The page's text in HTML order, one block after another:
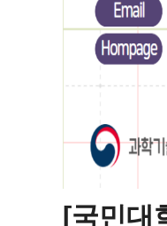
[국민대